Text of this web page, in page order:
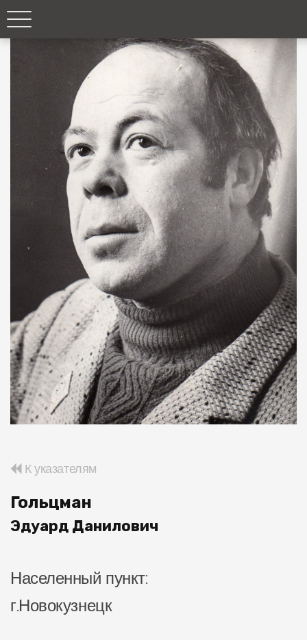
К указателям
Гольцман
Эдуард Данилович
Населенный пункт:
г.Новокузнецк